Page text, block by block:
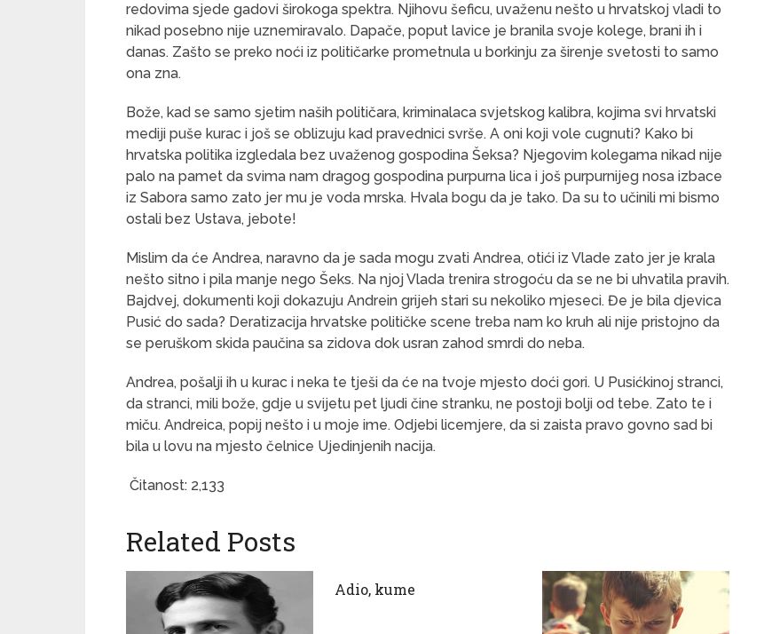
redovima sjede gadovi širokoga spektra. Njihovu šeficu, uvaženu nešto u hrvatskoj vladi to
nikad posebno nije uznemiravalo. Dapače, poput lavice je branila svoje kolege, brani ih i
danas. Zašto se preko noći iz političarke prometnula u borkinju za širenje svetosti to samo
ona zna.
Bože, kad se samo sjetim naših političara, kriminalaca svjetskog kalibra, kojima svi hrvatski
mediji puše kurac i još se oblizuju kad pravednici svrše. A oni koji vole cugnuti? Kako bi
hrvatska politika izgledala bez uvaženog gospodina Šeksa? Njegovim kolegama nikad nije
palo na pamet da svima nam dragog gospodina purpurna lica i još purpurnijeg nosa izbace
iz Sabora samo zato jer mu je voda mrska. Hvala bogu da je tako. Da su to učinili mi bismo
ostali bez Ustava, jebote!
Mislim da će Andrea, naravno da je sada mogu zvati Andrea, otići iz Vlade zato jer je krala
nešto sitno i pila manje nego Šeks. Na njoj Vlada trenira strogoću da se ne bi uhvatila pravih.
Bajdvej, dokumenti koji dokazuju Andrein grijeh stari su nekoliko mjeseci. Đe je bila djevica
Pusić do sada? Deratizacija hrvatske političke scene treba nam ko kruh ali nije pristojno da
se peruškom skida paučina sa zidova dok usran zahod smrdi do neba.
Andrea, pošalji ih u kurac i neka te tješi da će na tvoje mjesto doći gori. U Pusićkinoj stranci,
da stranci, mili bože, gdje u svijetu pet ljudi čine stranku, ne postoji bolji od tebe. Zato te i
miču. Andreica, popij nešto i u moje ime. Odjebi licemjere, da si zaista pravo govno sad bi
bila u lovu na mjesto čelnice Ujedinjenih nacija.
Čitanost: 2,133
Related Posts
Adio, kume